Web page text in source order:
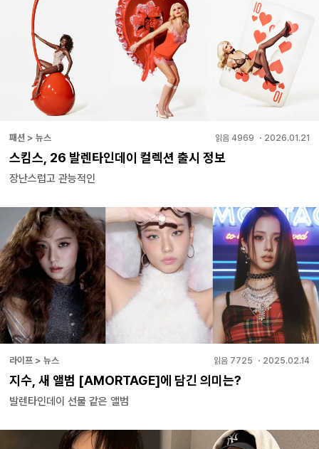
패션 > 뉴스 읽음 4969 ・ 2026.01.21
스킴스, 26 발렌타인데이 컬렉션 출시 정보
장난스럽고 관능적인
라이프 > 뉴스 읽음 7725 ・ 2025.02.14
지수, 새 앨범 [AMORTAGE]에 담긴 의미는?
발렌타인데이 선물 같은 앨범